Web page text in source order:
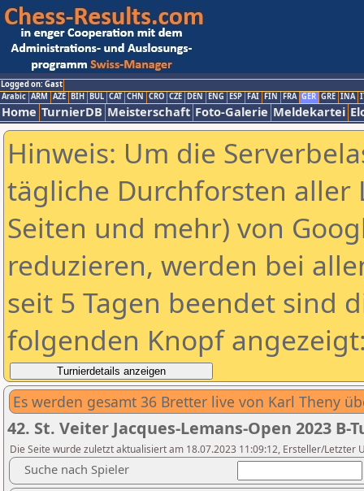
Logged on: Gast
Arabic ARM AZE BIH BUL CAT CHN CRO CZE DEN ENG ESP FAI FIN FRA GER GRE INA
Home TurnierDB Meisterschaft Foto-Galerie Meldekartei
Hinweis: Um die
tägliche Durchforsten aller
Seiten und mehr) von
reduzieren, werden bei
seit 5 Tagen beendet sind
folgenden Knopf
Es werden gesamt 36 Bretter live von Karl Theny
42. St. Veiter Jacques-Lemans-Open 2023 B-
Die Seite wurde zuletzt aktualisiert am 18.07.2023 11:09:12, Ersteller/Letzter
Suche nach Spieler